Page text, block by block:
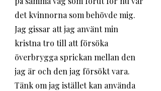
det kvinnorna som behövde mig.
Jag gissar att jag använt min
kristna tro till att försöka
överbrygga sprickan mellan den
jag är och den jag försökt vara.
Tänk om jag istället kan använda